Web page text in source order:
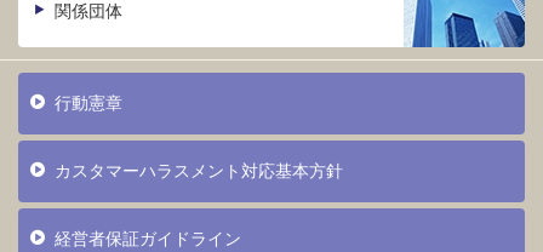
関係団体
行動憲章
カスタマーハラスメント対応基本方針
経営者保証ガイドライン